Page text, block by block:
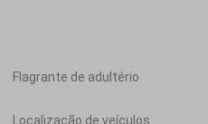
Flagrante de adultério
Localização de veículos